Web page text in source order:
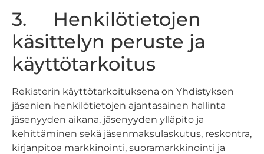
3. Henkilötietojen
käsittelyn peruste ja
käyttötarkoitus
Rekisterin käyttötarkoituksena on Yhdistyksen
jäsenien henkilötietojen ajantasainen hallinta
jäsenyyden aikana, jäsenyyden ylläpito ja
kehittäminen sekä jäsenmaksulaskutus, reskontra,
kirjanpitoa markkinointi, suoramarkkinointi ja